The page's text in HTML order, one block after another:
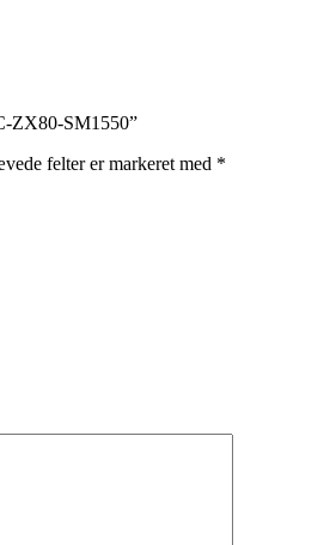
ZX80-SM1550”
felter er markeret med *